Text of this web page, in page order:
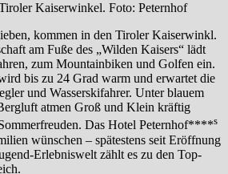
Kaiserwinkel. Foto: Peternhof
kommen in den Tiroler Kaiserwinkl.
am Fuße des „Wilden Kaisers“ lädt
zum Mountainbiken und Golfen ein.
bis zu 24 Grad warm und erwartet die
und Wasserskifahrer. Unter blauem
atmen Groß und Klein kräftig
Das Hotel Peternhof****s
wünschen – spätestens seit Eröffnung
Erlebniswelt zählt es zu den Top-